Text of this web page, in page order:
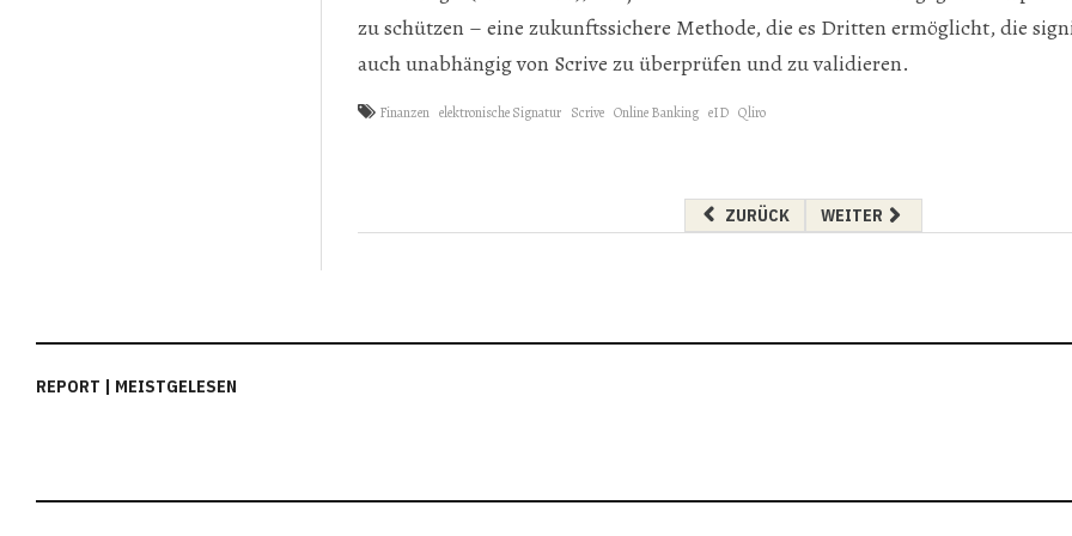
zu schützen – eine zukunftssichere Methode, die es Dritten ermöglicht, die
auch unabhängig von Scrive zu überprüfen und zu validieren.
Finanzen elektronische Signatur Scrive Online Banking eID Qliro
VORHERIGER BEITRAG: UNTERWEGS MIT DER
ZURÜCK NÄCHSTER BEITRAG:
WEITER
REPORT | MEISTGELESEN